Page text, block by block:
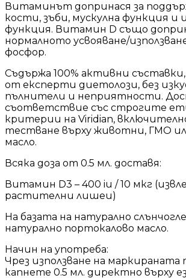
Витаминът допринася за
кости, зъби, мускулна функция и
функция. Витамин D също
нормалното усвояване/
фосфор.
Съдържа 100% активни
от експерти диетолози, без
пълнители и неприятности.
съответствие със строгите
критерии на Viridian,
тестване върху животни, ГМО
масло.
Всяка доза от 0.5 мл. доставя:
Витамин D3 – 400 iu / 10 мкг
растителни лишеи)
На базата на натурално
натурално портокалово масло.
Начин на употреба:
Чрез използване на маркираната
капнете 0.5 мл. директно върху